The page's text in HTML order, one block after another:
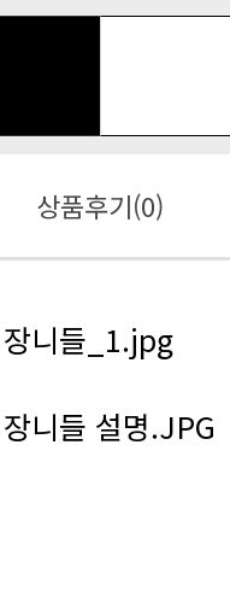
상품후기(0)